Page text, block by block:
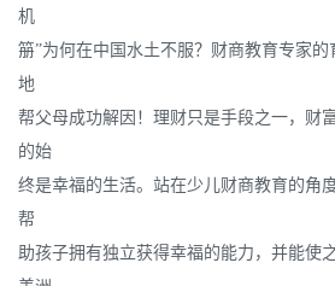
机
笧”为何在中国水土不服？财商教育专家
地
帮父母成功解因！理财只是手段之一，财
的始
终是幸福的生活。站在少儿财商教育的角
帮
助孩子拥有独立获得幸福的能力，并能使